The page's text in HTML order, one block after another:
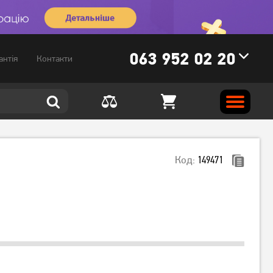
Контакти 063 952 02 20
Код: 149471